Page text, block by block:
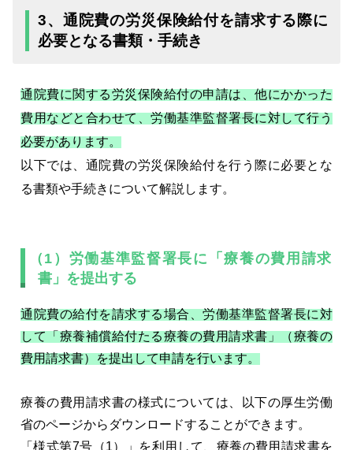
3、通院費の労災保険給付を請求する際に
必要となる書類・手続き
通院費に関する労災保険給付の申請は、他にかかった
費用などと合わせて、労働基準監督署長に対して行う
必要があります。
以下では、通院費の労災保険給付を行う際に必要とな
る書類や手続きについて解説します。
（1）労働基準監督署長に「療養の費用請求
書」を提出する
通院費の給付を請求する場合、労働基準監督署長に対
して「療養補償給付たる療養の費用請求書」（療養の
費用請求書）を提出して申請を行います。
療養の費用請求書の様式については、以下の厚生労働
省のページからダウンロードすることができます。
「様式第7号（1）」を利用して、療養の費用請求書を